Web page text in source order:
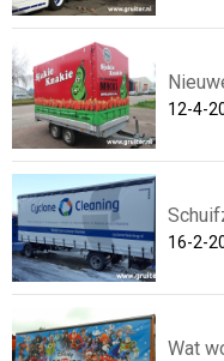
12-4-
16-2-
Wat